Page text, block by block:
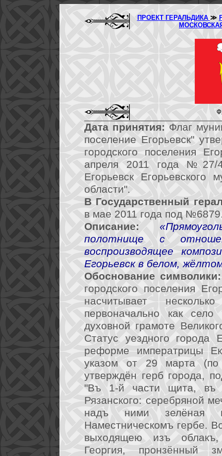
ПРОЕКТ ГЕРАЛЬДИКА ≫
Дата принятия: Флаг
поселение Егорьевск"
городского поселения
апреля 2011 года №27/
Егорьевск Егорьевского
области".
В Государственный
в мае 2011 года под
Описание:
полотнище с
воспроизводящее
Егорьевск в белом,
Обоснование символики:
городского поселения
насчитывает
первоначально как
духовной грамоте
Статус уездного города
реформе императрицы
указом от 29 марта
утверждён герб города,
"Въ 1-й части щита, въ
Рязанского: серебряной
надъ ними зелёная
Наместническомъ гербе.
выходящею изъ облакъ,
Георгия, пронзённый